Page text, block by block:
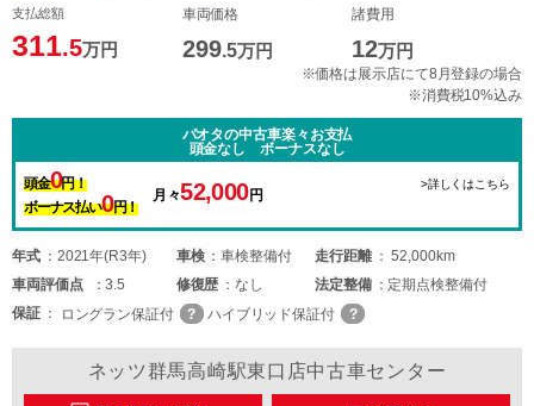
支払総額
311.5万円
車両価格
299.5万円
諸費用
12万円
※価格は展示店にて8月登録の場合
※消費税10%込み
パオタの中古車楽々お支払
頭金なし ボーナスなし
頭金0円！
ボーナス払い0円！
月々52,000円
>詳しくはこちら
年式 2021年(R3年) 車検 車検整備付 走行距離
52,000km
車両評価点 3.5 修復歴 なし 法定整備
定期点検整備付
保証
ロングラン保証付 ハイブリッド保証付
ネッツ群馬高崎駅東口店中古車センター